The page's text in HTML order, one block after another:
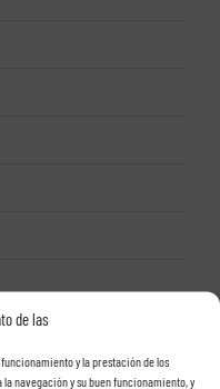
de las
y la prestación de los
navegación y su buen funcionamiento, y